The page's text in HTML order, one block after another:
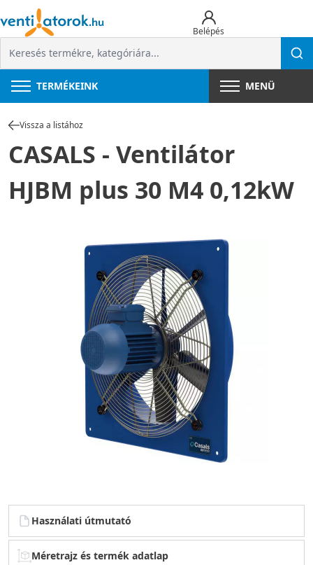
Belépés
TERMÉKEINK MENÜ
Vissza a listához
CASALS - Ventilátor
HJBM plus 30 M4 0,12kW
Használati útmutató
Méretrajz és termék adatlap